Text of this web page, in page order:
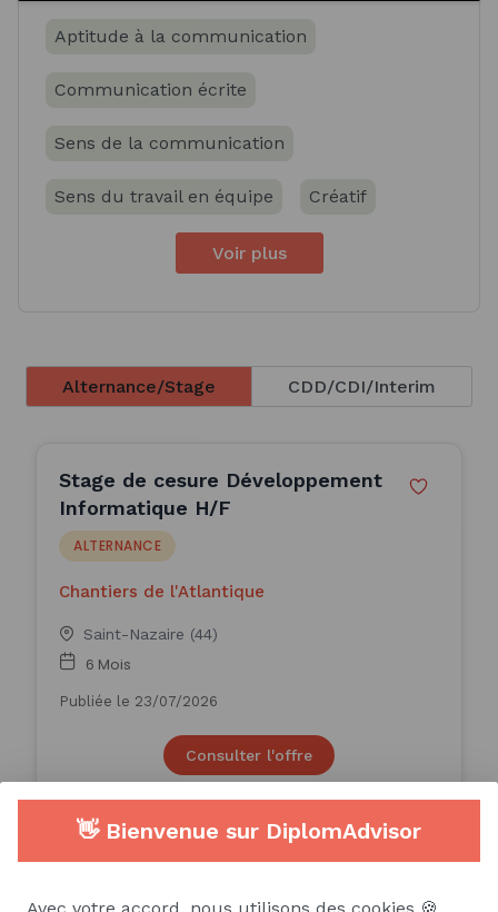
Aptitude à la communication
Communication écrite
Sens de la communication
Sens du travail en équipe Créatif
Voir plus
Alternance/Stage CDD/CDI/Interim
Stage de cesure Développement
Informatique H/F
ALTERNANCE
Chantiers de l'Atlantique
Saint-Nazaire (44)
6 Mois
Publiée le 23/07/2026
Consulter l'offre
Un-e infographiste (La
👋 Bienvenue sur DiplomAdvisor